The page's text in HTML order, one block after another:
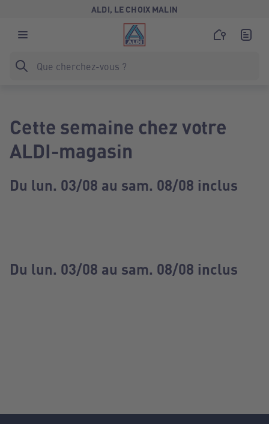
ALDI, LE CHOIX MALIN
Cette semaine chez votre
ALDI-magasin
Du lun. 03/08 au sam. 08/08 inclus
Du lun. 03/08 au sam. 08/08 inclus